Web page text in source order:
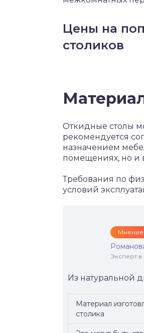
Цены на
столиков
Откидные столы
рекомендуется
назначением
помещениях, но и
Требования по
условий
Мнение
Эксперт
Из натуральной
Материал
столика